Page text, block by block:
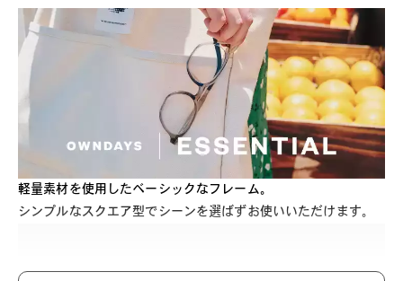
軽量素材を使用したベーシックなフレーム。
シンプルなスクエア型でシーンを選ばずお使いいただけます。